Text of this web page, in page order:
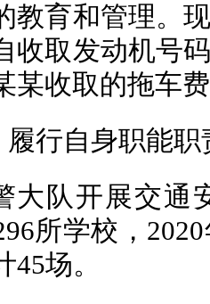
教育和管理。
收取发动机号
某收取的拖车
履行自身职能
大队开展交
所学校，
场。